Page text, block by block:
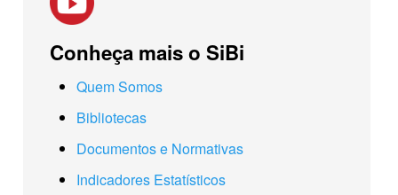
Conheça mais o SiBi
Quem Somos
Bibliotecas
Documentos e Normativas
Indicadores Estatísticos